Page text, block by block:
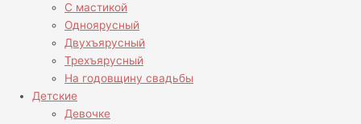
С мастикой
Одноярусный
Двухъярусный
Трехъярусный
На годовщину свадьбы
Детские
Девочке